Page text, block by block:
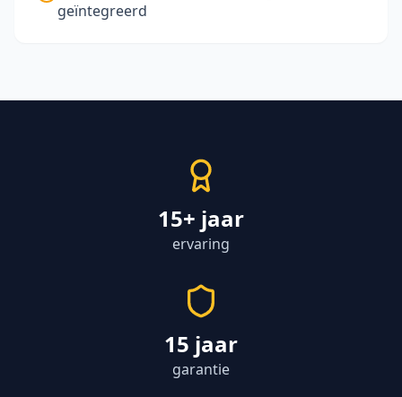
geïntegreerd
15+ jaar
ervaring
15 jaar
garantie